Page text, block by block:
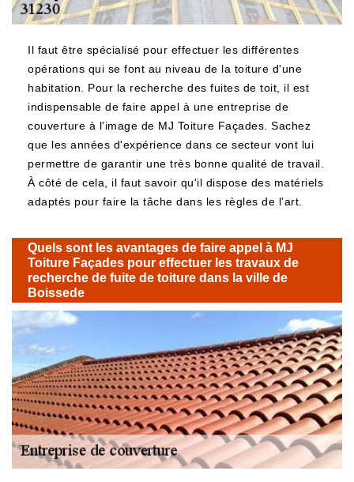
Il faut être spécialisé pour effectuer les différentes
opérations qui se font au niveau de la toiture d'une
habitation. Pour la recherche des fuites de toit, il est
indispensable de faire appel à une entreprise de
couverture à l'image de MJ Toiture Façades. Sachez
que les années d'expérience dans ce secteur vont lui
permettre de garantir une très bonne qualité de travail.
À côté de cela, il faut savoir qu'il dispose des matériels
adaptés pour faire la tâche dans les règles de l'art.
Quels sont les avantages de faire appel à MJ
Toiture Façades pour effectuer les travaux de
recherche de fuite de toiture dans la ville de
Boissede